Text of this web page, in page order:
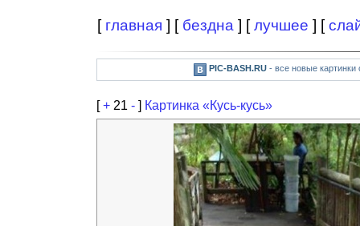
[ главная ] [ бездна ] [лучшее ] [
PIC-BASH.RU- все новые картинки
[+ 21 - ] Картинка «Кусь-кусь»